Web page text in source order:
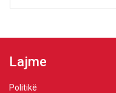
Lajme
Politikë